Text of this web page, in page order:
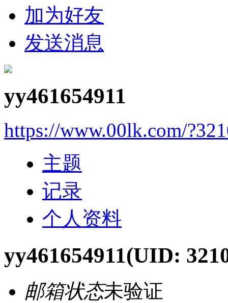
加为好友
发送消息
yy461654911
https://www.00lk.com/
主题
记录
个人资料
yy461654911(UID:
邮箱状态未验证